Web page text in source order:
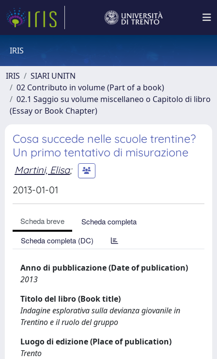
IRIS
IRIS
SIARI UNITN
02 Contributo in volume (Part of a book)
02.1 Saggio su volume miscellaneo o Capitolo di libro
(Essay or Book Chapter)
Cosa succede nelle scuole trentine?
Un primo tentativo di misurazione
Martini, Elisa;
2013-01-01
Scheda breve
Scheda completa
Scheda completa (DC)
Anno di pubblicazione (Date of publication)
2013
Titolo del libro (Book title)
Indagine esplorativa sulla devianza giovanile in
Trentino e il ruolo del gruppo
Luogo di edizione (Place of publication)
Trento